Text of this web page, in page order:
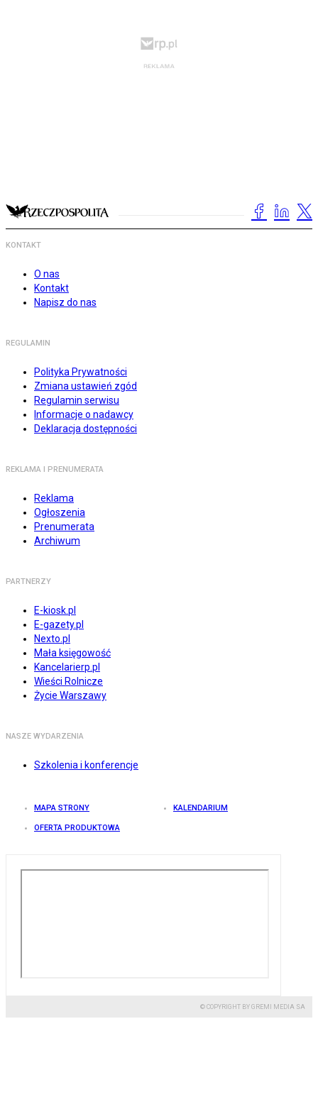
KONTAKT
O nas
Kontakt
Napisz do nas
REGULAMIN
Polityka Prywatności
Zmiana ustawień zgód
Regulamin serwisu
Informacje o nadawcy
Deklaracja dostępności
REKLAMA I PRENUMERATA
Reklama
Ogłoszenia
Prenumerata
Archiwum
PARTNERZY
E-kiosk.pl
E-gazety.pl
Nexto.pl
Mała księgowość
Kancelarierp.pl
Wieści Rolnicze
Życie Warszawy
NASZE WYDARZENIA
Szkolenia i konferencje
MAPA STRONY KALENDARIUM
OFERTA PRODUKTOWA
© COPYRIGHT BY GREMI MEDIA SA